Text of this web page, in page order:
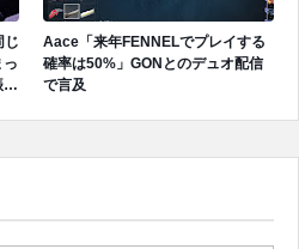
じ
っ
Aace「来年FENNELでプレイする
確率は50%」GONとのデュオ配信
で言及